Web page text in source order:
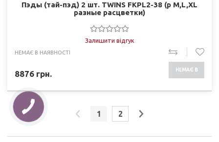
Пэды (тай-пэд) 2 шт. TWINS FKPL2-38 (р M,L,XL
разные раcцветки)
Залишити відгук
НЕМАЄ В НАЯВНОСТІ
8876 грн. НЕМАЄ В
1 2